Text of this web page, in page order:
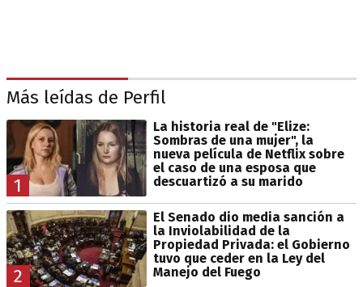
Más leídas de Perfil
1
La historia real de "Elize:
Sombras de una mujer", la
nueva película de Netflix sobre
el caso de una esposa que
descuartizó a su marido
2
El Senado dio media sanción a
la Inviolabilidad de la
Propiedad Privada: el Gobierno
tuvo que ceder en la Ley del
Manejo del Fuego